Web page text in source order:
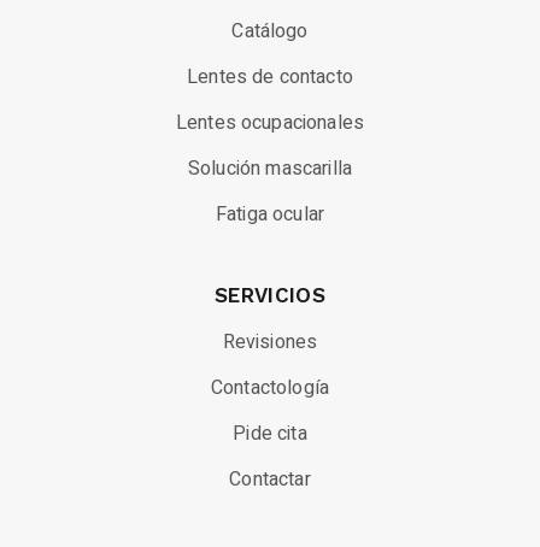
Catálogo
Lentes de contacto
Lentes ocupacionales
Solución mascarilla
Fatiga ocular
SERVICIOS
Revisiones
Contactología
Pide cita
Contactar